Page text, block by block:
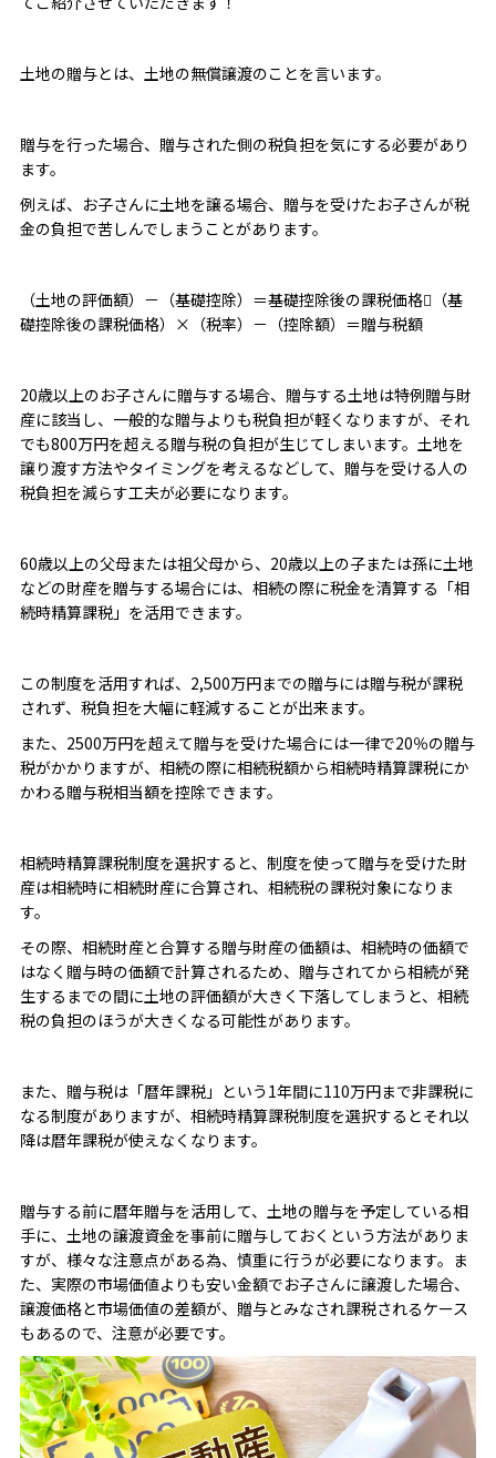
土地の贈与とは、土地の無償譲渡のことを言います。
贈与を行った場合、贈与された側の税負担を気にする必要があり
ます。
例えば、お子さんに土地を譲る場合、贈与を受けたお子さんが税
金の負担で苦しんでしまうことがあります。
（土地の評価額）－（基礎控除）＝基礎控除後の課税価格（基
礎控除後の課税価格）×（税率）－（控除額）＝贈与税額
20歳以上のお子さんに贈与する場合、贈与する土地は特例贈与財
産に該当し、一般的な贈与よりも税負担が軽くなりますが、それ
でも800万円を超える贈与税の負担が生じてしまいます。土地を
譲り渡す方法やタイミングを考えるなどして、 贈与を受ける人の
税負担を減らす工夫が必要になります。
60歳以上の父母または祖父母から、20歳以上の子または孫に土地
などの財産を贈与する場合には、相続の際に税金を清算する 「相
続時精算課税」 を活用できます。
この制度を活用すれば、2,500万円までの贈与には贈与税が課税
されず、税負担を大幅に軽減することが出来ます。
また、2500万円を超えて贈与を受けた場合には一律で20％の贈与
税がかかりますが、相続の際に相続税額から相続時精算課税にか
かわる贈与税相当額を控除できます。
相続時精算課税制度を選択すると、制度を使って贈与を受けた財
産は相続時に相続財産に合算され、相続税の課税対象になりま
す。
その際、相続財産と合算する贈与財産の価額は、相続時の価額で
はなく贈与時の価額で計算されるため、贈与されてから相続が発
生するまでの間に土地の評価額が大きく下落してしまうと、相続
税の負担のほうが大きくなる可能性があります。
また、贈与税は「暦年課税」という1年間に110万円まで非課税に
なる制度がありますが、相続時精算課税制度を選択するとそれ以
降は暦年課税が使えなくなります。
贈与する前に暦年贈与を活用して、土地の贈与を予定している相
手に、土地の譲渡資金を事前に贈与しておくという方法がありま
すが、様々な注意点がある為、慎重に行うが必要になります。ま
た、実際の市場価値よりも安い金額でお子さんに譲渡した場合、
譲渡価格と市場価値の差額が、贈与とみなされ課税されるケース
もあるので、注意が必要です。